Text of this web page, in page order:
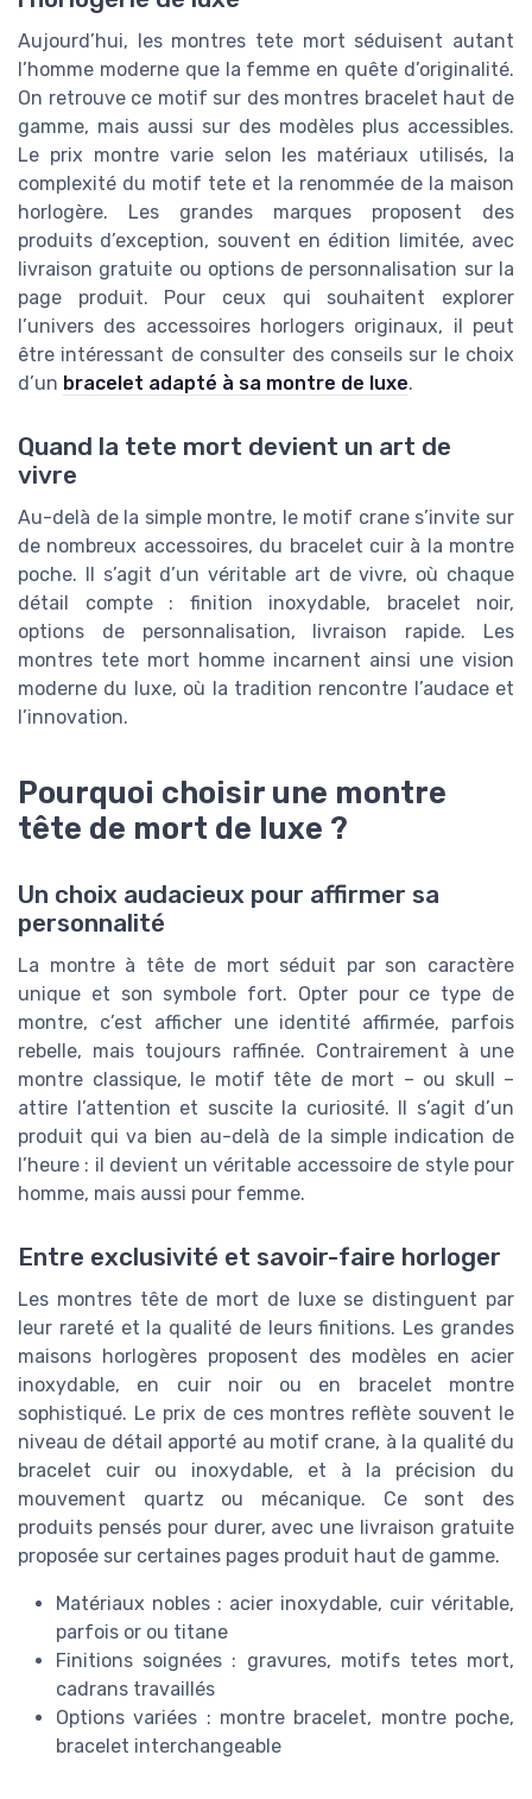
Aujourd’hui, les montres tete mort séduisent autant
l’homme moderne que la femme en quête d’originalité.
On retrouve ce motif sur des montres bracelet haut de
gamme, mais aussi sur des modèles plus accessibles.
Le prix montre varie selon les matériaux utilisés, la
complexité du motif tete et la renommée de la maison
horlogère. Les grandes marques proposent des
produits d’exception, souvent en édition limitée, avec
livraison gratuite ou options de personnalisation sur la
page produit. Pour ceux qui souhaitent explorer
l’univers des accessoires horlogers originaux, il peut
être intéressant de consulter des conseils sur le choix
d’un bracelet adapté à sa montre de luxe.
Quand la tete mort devient un art de
vivre
Au-delà de la simple montre, le motif crane s’invite sur
de nombreux accessoires, du bracelet cuir à la montre
poche. Il s’agit d’un véritable art de vivre, où chaque
détail compte : finition inoxydable, bracelet noir,
options de personnalisation, livraison rapide. Les
montres tete mort homme incarnent ainsi une vision
moderne du luxe, où la tradition rencontre l’audace et
l’innovation.
Pourquoi choisir une montre
tête de mort de luxe ?
Un choix audacieux pour affirmer sa
personnalité
La montre à tête de mort séduit par son caractère
unique et son symbole fort. Opter pour ce type de
montre, c’est afficher une identité affirmée, parfois
rebelle, mais toujours raffinée. Contrairement à une
montre classique, le motif tête de mort – ou skull –
attire l’attention et suscite la curiosité. Il s’agit d’un
produit qui va bien au-delà de la simple indication de
l’heure : il devient un véritable accessoire de style pour
homme, mais aussi pour femme.
Entre exclusivité et savoir-faire horloger
Les montres tête de mort de luxe se distinguent par
leur rareté et la qualité de leurs finitions. Les grandes
maisons horlogères proposent des modèles en acier
inoxydable, en cuir noir ou en bracelet montre
sophistiqué. Le prix de ces montres reflète souvent le
niveau de détail apporté au motif crane, à la qualité du
bracelet cuir ou inoxydable, et à la précision du
mouvement quartz ou mécanique. Ce sont des
produits pensés pour durer, avec une livraison gratuite
proposée sur certaines pages produit haut de gamme.
Matériaux nobles : acier inoxydable, cuir véritable,
parfois or ou titane
Finitions soignées : gravures, motifs tetes mort,
cadrans travaillés
Options variées : montre bracelet, montre poche,
bracelet interchangeable